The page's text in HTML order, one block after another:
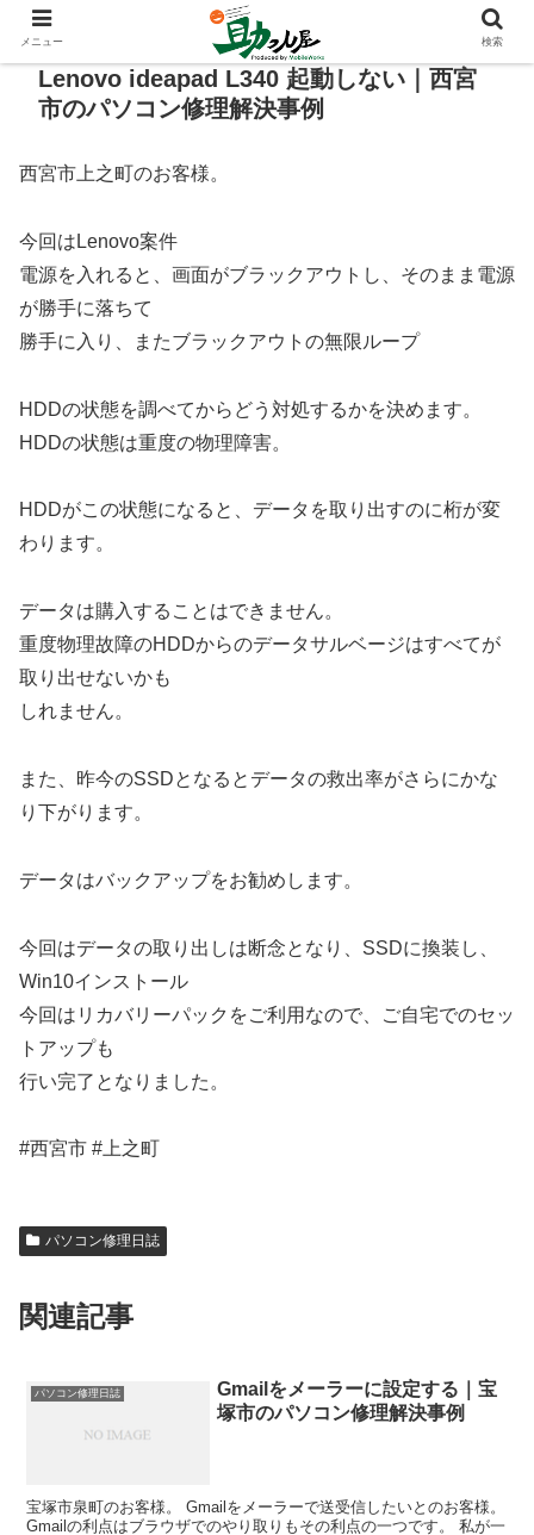
Lenovo ideapad L340 起動しない｜西宮
市のパソコン修理解決事例
西宮市上之町のお客様。
今回はLenovo案件
電源を入れると、画面がブラックアウトし、そのまま電源
が勝手に落ちて
勝手に入り、またブラックアウトの無限ループ
HDDの状態を調べてからどう対処するかを決めます。
HDDの状態は重度の物理障害。
HDDがこの状態になると、データを取り出すのに桁が変
わります。
データは購入することはできません。
重度物理故障のHDDからのデータサルベージはすべてが
取り出せないかも
しれません。
また、昨今のSSDとなるとデータの救出率がさらにかな
り下がります。
データはバックアップをお勧めします。
今回はデータの取り出しは断念となり、SSDに換装し、
Win10インストール
今回はリカバリーパックをご利用なので、ご自宅でのセッ
トアップも
行い完了となりました。
#西宮市 #上之町
パソコン修理日誌
関連記事
パソコン修理日誌
Gmailをメーラーに設定する｜宝
塚市のパソコン修理解決事例
宝塚市泉町のお客様。 Gmailをメーラーで送受信したいとのお客様。
Gmailの利点はブラウザでのやり取りもその利点の一つです。 私が一
メニュー 検索